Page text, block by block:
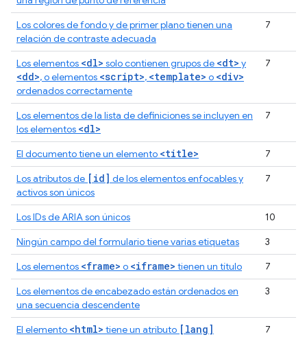
Los colores de fondo y de primer plano tienen una
relación de contraste adecuada
7
Los elementos <dl> solo contienen grupos de <dt> y
<dd>, o elementos <script>, <template> o <div>
ordenados correctamente
7
Los elementos de la lista de definiciones se incluyen en
los elementos <dl>
7
El documento tiene un elemento <title>
7
Los atributos de [id] de los elementos enfocables y
activos son únicos
7
Los IDs de ARIA son únicos
10
Ningún campo del formulario tiene varias etiquetas
3
Los elementos <frame> o <iframe> tienen un título
7
Los elementos de encabezado están ordenados en
una secuencia descendente
3
El elemento <html> tiene un atributo [lang]
7